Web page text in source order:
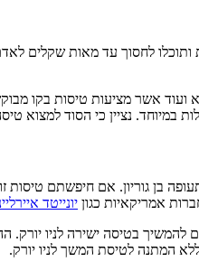
ותוכלו לחסוך עד מאות שקלים
ועוד אשר מציעות טיסות בקו
במיוחד. נציין כי הסוד למצוא
בן גוריון. אם חיפשתם טיסות
יונייטד
להמשיך בטיסה ישירה לניו
המתנה לטיסת המשך לניו יורק.